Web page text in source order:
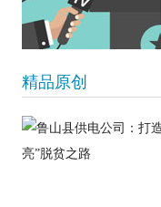
精品原创